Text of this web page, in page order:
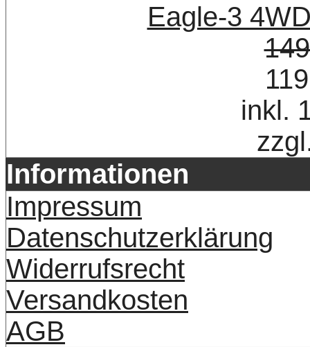
Eagle-3
inkl.
Informationen
Impressum
Datenschutzerklärung
Widerrufsrecht
Versandkosten
AGB